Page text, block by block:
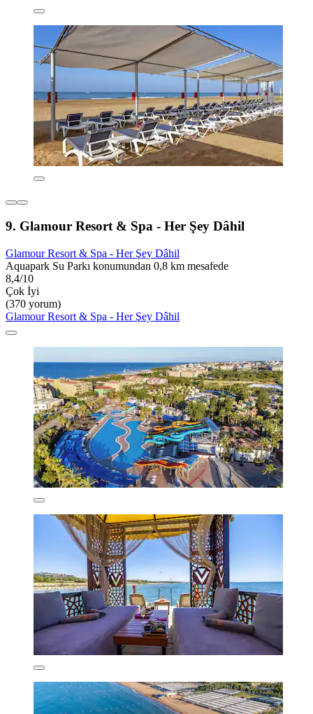
9. Glamour Resort & Spa - Her Şey Dâhil
Glamour Resort & Spa - Her Şey Dâhil
Aquapark Su Parkı konumundan 0,8 km mesafede
8,4/10
Çok İyi
(370 yorum)
Glamour Resort & Spa - Her Şey Dâhil